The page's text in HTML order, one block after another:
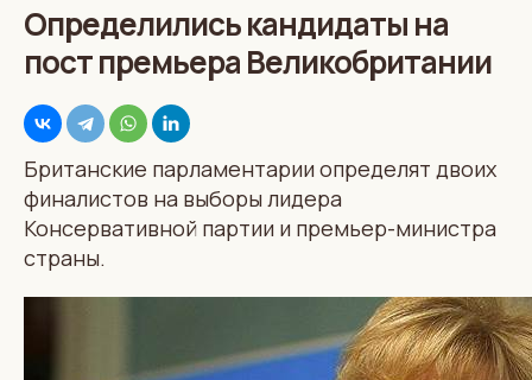
Определились кандидаты на
пост премьера Великобритании
Британские парламентарии определят двоих
финалистов на выборы лидера
Консервативной партии и премьер-министра
страны.